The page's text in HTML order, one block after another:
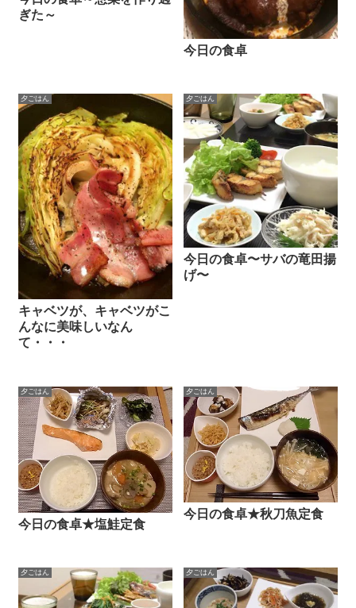
ぎた～
今日の食卓
夕ごはん
キャベツが、キャベツがこ
んなに美味しいなん
て・・・
夕ごはん
今日の食卓〜サバの竜田揚
げ〜
夕ごはん
今日の食卓★塩鮭定食
夕ごはん
今日の食卓★秋刀魚定食
夕ごはん 夕ごはん